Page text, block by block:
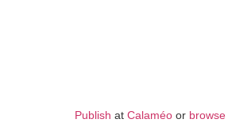
Publish at Calaméo or browse